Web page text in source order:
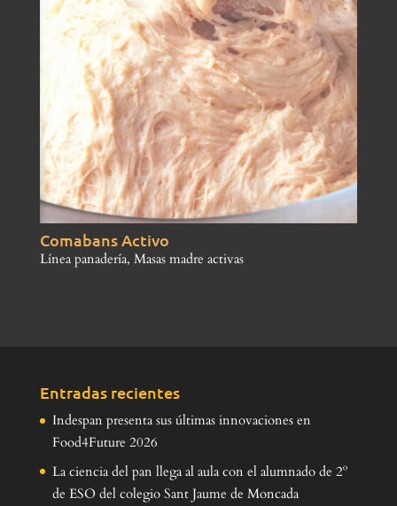
Comabans Activo
Línea panadería, Masas madre activas
Entradas recientes
Indespan presenta sus últimas innovaciones en
Food4Future 2026
La ciencia del pan llega al aula con el alumnado de 2º
de ESO del colegio Sant Jaume de Moncada